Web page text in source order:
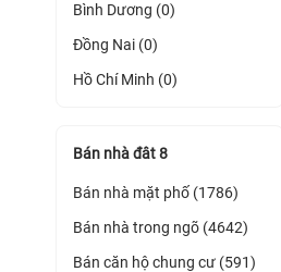
Bình Dương (0)
Đồng Nai (0)
Hồ Chí Minh (0)
Bán nhà đât 8
Bán nhà mặt phố (1786)
Bán nhà trong ngõ (4642)
Bán căn hộ chung cư (591)